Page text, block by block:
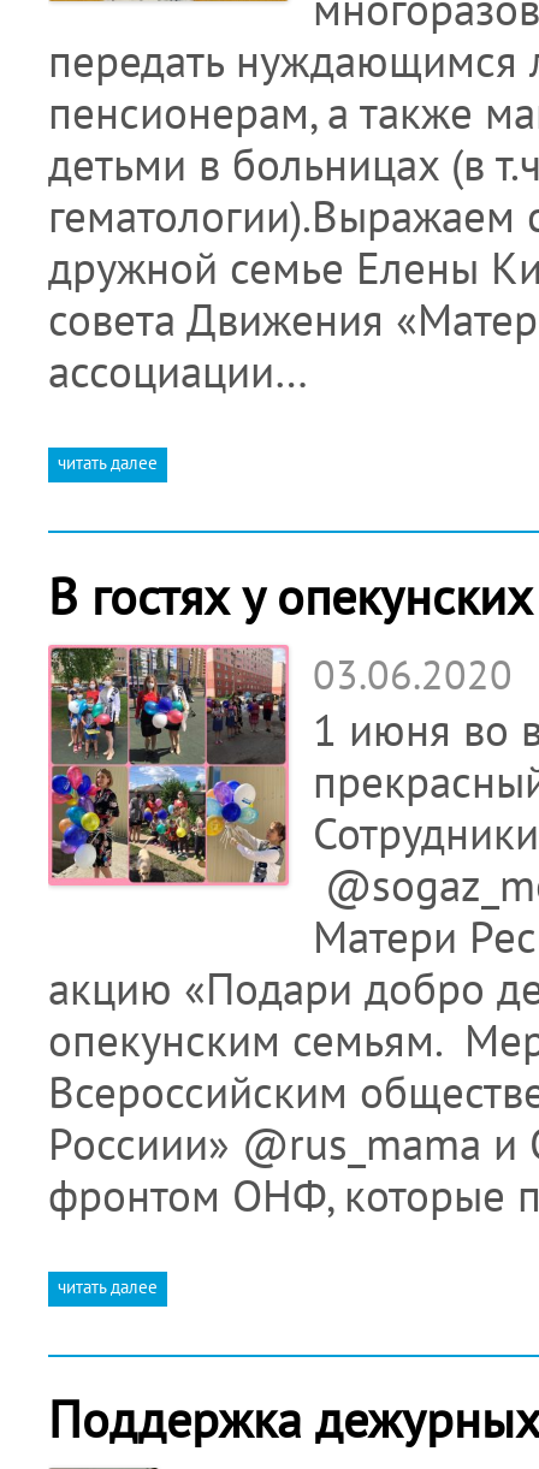
передать нуждающимся
пенсионерам, а также
детьми в больницах (в
гематологии).Выражаем
дружной семье Елены
совета Движения
ассоциации…
читать далее
В гостях у
03.06.2020
1 июня во
Матери
акцию «Подари добро
опекунским семьям.
Всероссийским
Россиии» @rus_mama
фронтом ОНФ, которые
читать далее
Поддержка дежурных